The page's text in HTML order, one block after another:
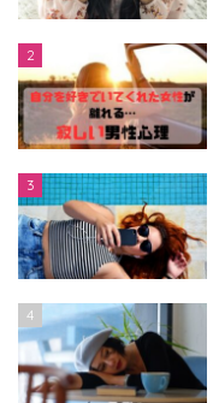
2
3
4